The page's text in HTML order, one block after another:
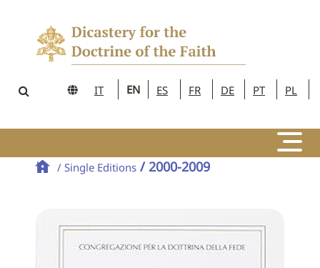
IT EN ES FR DE PT PL
/ Single Editions / 2000-2009